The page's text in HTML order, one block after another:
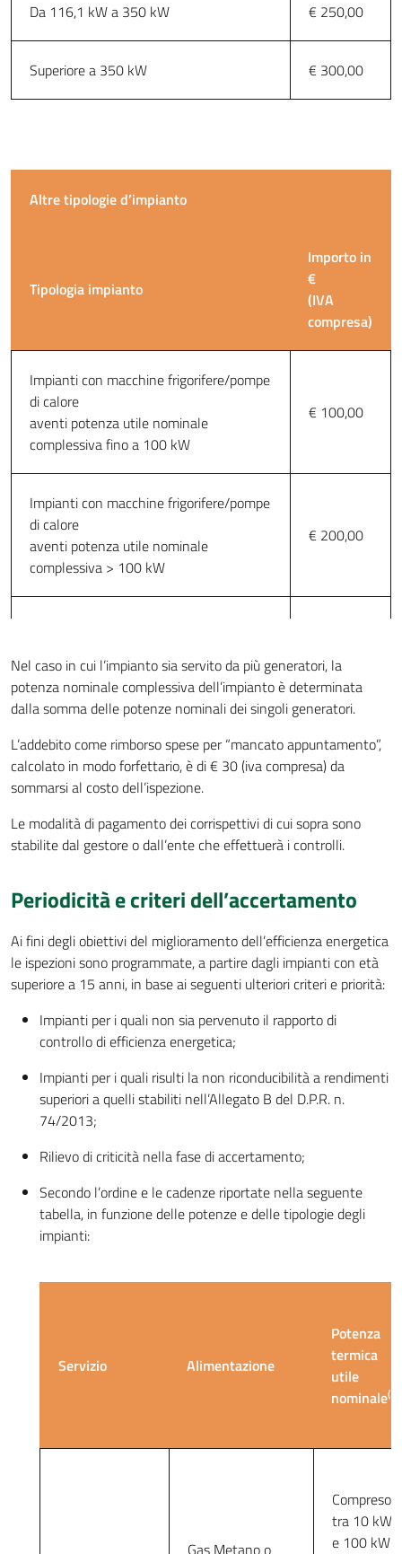
Da 116,1 kW a 350 kW € 250,00
Superiore a 350 kW € 300,00
Altre tipologie d’impianto
Tipologia impianto
Importo in
€
(IVA
compresa)
Impianti con macchine frigorifere/pompe
di calore
aventi potenza utile nominale
complessiva fino a 100 kW
€ 100,00
Impianti con macchine frigorifere/pompe
di calore
aventi potenza utile nominale
complessiva > 100 kW
€ 200,00
Impianti cogenerativi € 300,00
Nel caso in cui l’impianto sia servito da più generatori, la
potenza nominale complessiva dell’impianto è determinata
dalla somma delle potenze nominali dei singoli generatori.
L’addebito come rimborso spese per “mancato appuntamento”,
calcolato in modo forfettario, è di € 30 (iva compresa) da
sommarsi al costo dell’ispezione.
Le modalità di pagamento dei corrispettivi di cui sopra sono
stabilite dal gestore o dall’ente che effettuerà i controlli.
Periodicità e criteri dell’accertamento
Ai fini degli obiettivi del miglioramento dell’efficienza energetica
le ispezioni sono programmate, a partire dagli impianti con età
superiore a 15 anni, in base ai seguenti ulteriori criteri e priorità:
Impianti per i quali non sia pervenuto il rapporto di
controllo di efficienza energetica;
Impianti per i quali risulti la non riconducibilità a rendimenti
superiori a quelli stabiliti nell’Allegato B del D.P.R. n.
74/2013;
Rilievo di criticità nella fase di accertamento;
Secondo l’ordine e le cadenze riportate nella seguente
tabella, in funzione delle potenze e delle tipologie degli
impianti:
Servizio Alimentazione
Potenza
termica
utile
nominale(1)
Compreso
tra 10 kW
e 100 kW